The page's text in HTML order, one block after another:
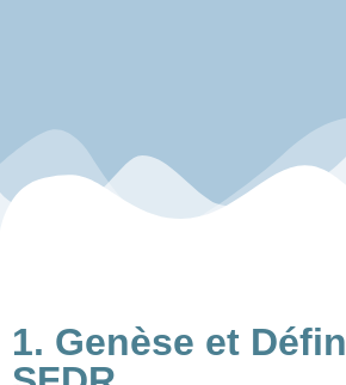
1. Genèse et